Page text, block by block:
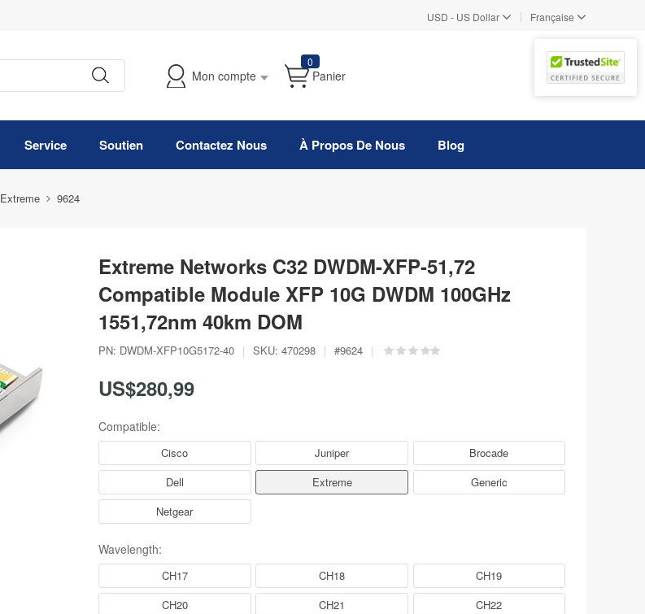
USD - US Dollar | Française
Mon compte
0
Panier
Service Soutien Contactez Nous À Propos De Nous Blog
Extreme 9624
Extreme Networks C32 DWDM-XFP-51,72
Compatible Module XFP 10G DWDM 100GHz
1551,72nm 40km DOM
PN: DWDM-XFP10G5172-40 | SKU: 470298 | #9624 |
US$280,99
Compatible:
Cisco Juniper
Brocade
Dell
Extreme
Generic
Netgear
Wavelength:
CH17 CH18
CH19
CH20
CH21
CH22